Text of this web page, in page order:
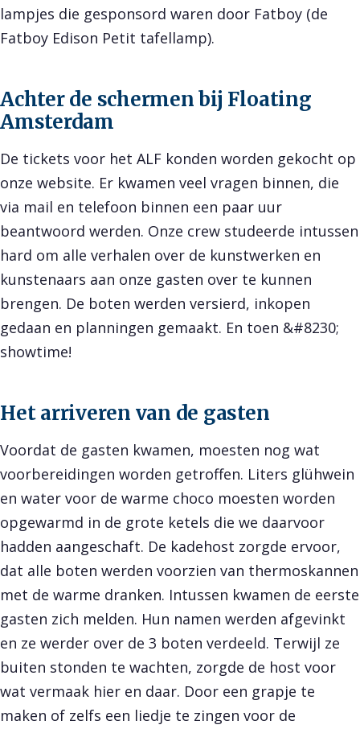
lampjes die gesponsord waren door Fatboy (de
Fatboy Edison Petit tafellamp).
Achter de schermen bij Floating
Amsterdam
De tickets voor het ALF konden worden gekocht op
onze website. Er kwamen veel vragen binnen, die
via mail en telefoon binnen een paar uur
beantwoord werden. Onze crew studeerde intussen
hard om alle verhalen over de kunstwerken en
kunstenaars aan onze gasten over te kunnen
brengen. De boten werden versierd, inkopen
gedaan en planningen gemaakt. En toen &#8230;
showtime!
Het arriveren van de gasten
Voordat de gasten kwamen, moesten nog wat
voorbereidingen worden getroffen. Liters glühwein
en water voor de warme choco moesten worden
opgewarmd in de grote ketels die we daarvoor
hadden aangeschaft. De kadehost zorgde ervoor,
dat alle boten werden voorzien van thermoskannen
met de warme dranken. Intussen kwamen de eerste
gasten zich melden. Hun namen werden afgevinkt
en ze werder over de 3 boten verdeeld. Terwijl ze
buiten stonden te wachten, zorgde de host voor
wat vermaak hier en daar. Door een grapje te
maken of zelfs een liedje te zingen voor de